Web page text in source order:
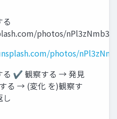
る
photos/
photos/
る ✔ 観察する → 発見
る → (変化 を)観察す